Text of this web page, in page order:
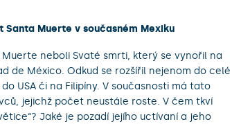
Santa Muerte v současném Mexiku
neboli Svaté smrti, který se vynořil na
de México. Odkud se rozšířil nejenom do celé
USA či na Filipíny. V současnosti má tato
jejichž počet neustále roste. V čem tkví
Jaké je pozadí jejího uctívaní a jeho